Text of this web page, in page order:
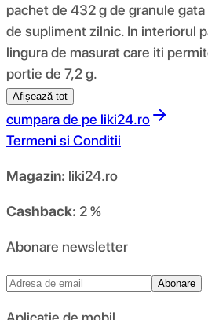
pachet de 432 g de granule
de supliment zilnic. In interiorul
lingura de masurat care iti
portie de 7,2 g.
Afișează tot
cumpara de pe liki24.ro
Termeni si Conditii
Magazin: liki24.ro
Cashback: 2 %
Abonare newsletter
Abonare